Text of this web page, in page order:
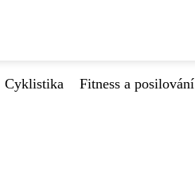
Cyklistika Fitness a posilování